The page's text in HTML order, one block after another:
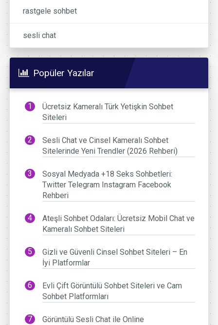
rastgele sohbet
sesli chat
Popüler Yazılar
Ücretsiz Kameralı Türk Yetişkin Sohbet
Siteleri
Sesli Chat ve Cinsel Kameralı Sohbet
Sitelerinde Yeni Trendler (2026 Rehberi)
Sosyal Medyada +18 Seks Sohbetleri:
Twitter Telegram Instagram Facebook
Rehberi
Ateşli Sohbet Odaları: Ücretsiz Mobil Chat ve
Kameralı Sohbet Siteleri
Gizli ve Güvenli Cinsel Sohbet Siteleri – En
İyi Platformlar
Evli Çift Görüntülü Sohbet Siteleri ve Cam
Sohbet Platformları
Görüntülü Sesli Chat ile Online